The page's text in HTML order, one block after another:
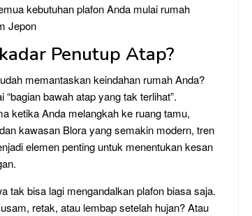
kebutuhan plafon Anda mulai rumah
Jepon
Penutup Atap?
memantaskan keindahan rumah Anda?
bawah atap yang tak terlihat”.
ketika Anda melangkah ke ruang tamu,
kawasan Blora yang semakin modern, tren
elemen penting untuk menentukan kesan
tak bisa lagi mengandalkan plafon biasa saja.
retak, atau lembap setelah hujan? Atau